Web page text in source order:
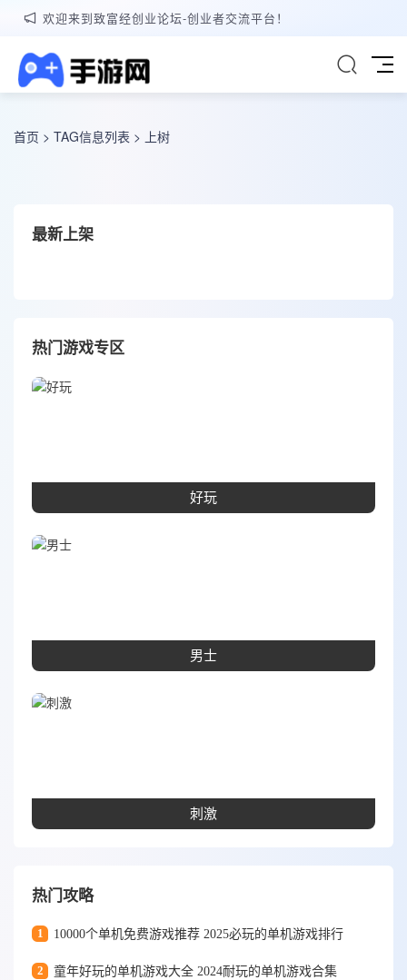
欢迎来到致富经创业论坛-创业者交流平台！
首页 > TAG信息列表 > 上树
最新上架
热门游戏专区
好玩
男士
刺激
热门攻略
1 10000个单机免费游戏推荐 2025必玩的单机游戏排行
2 童年好玩的单机游戏大全 2024耐玩的单机游戏合集